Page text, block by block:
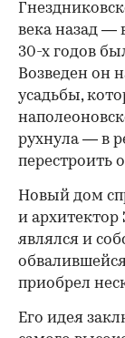
века назад —
30-х годов
Возведен он
усадьбы,
рухнула — в
перестроить
Новый дом
и
являлся и
приобрел
Его идея